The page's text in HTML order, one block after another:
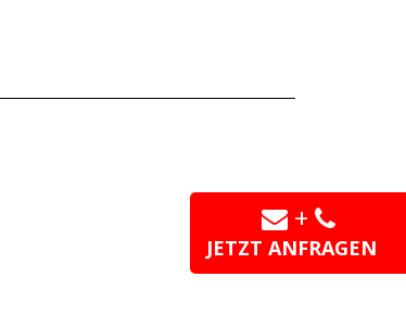
JETZT ANFRAGEN
+